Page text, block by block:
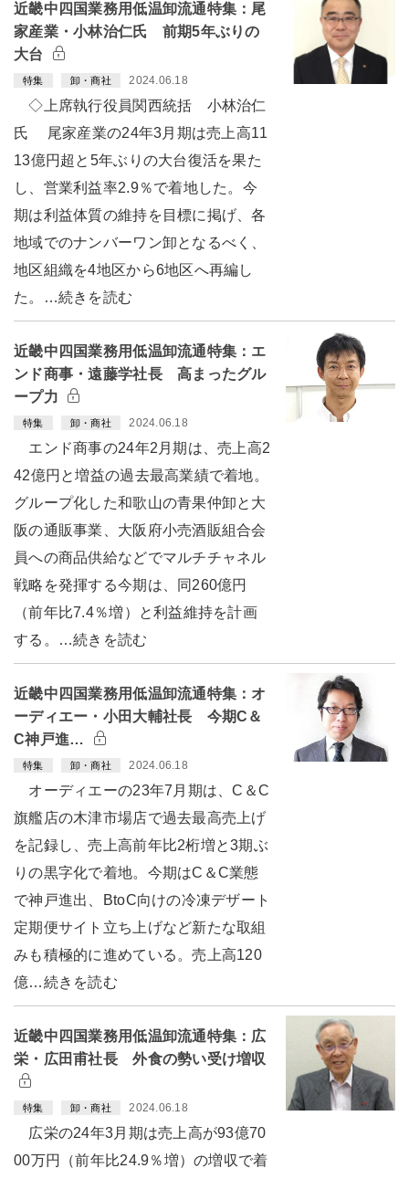
近畿中四国業務用低温卸流通特集：尾
家産業・小林治仁氏 前期5年ぶりの
大台
特集 卸・商社 2024.06.18
◇上席執行役員関西統括 小林治仁
氏 尾家産業の24年3月期は売上高11
13億円超と5年ぶりの大台復活を果た
し、営業利益率2.9％で着地した。今
期は利益体質の維持を目標に掲げ、各
地域でのナンバーワン卸となるべく、
地区組織を4地区から6地区へ再編し
た。…続きを読む
近畿中四国業務用低温卸流通特集：エ
ンド商事・遠藤学社長 高まったグル
ープ力
特集 卸・商社 2024.06.18
エンド商事の24年2月期は、売上高2
42億円と増益の過去最高業績で着地。
グループ化した和歌山の青果仲卸と大
阪の通販事業、大阪府小売酒販組合会
員への商品供給などでマルチチャネル
戦略を発揮する今期は、同260億円
（前年比7.4％増）と利益維持を計画
する。…続きを読む
近畿中四国業務用低温卸流通特集：オ
ーディエー・小田大輔社長 今期C＆
C神戸進…
特集 卸・商社 2024.06.18
オーディエーの23年7月期は、C＆C
旗艦店の木津市場店で過去最高売上げ
を記録し、売上高前年比2桁増と3期ぶ
りの黒字化で着地。今期はC＆C業態
で神戸進出、BtoC向けの冷凍デザート
定期便サイト立ち上げなど新たな取組
みも積極的に進めている。売上高120
億…続きを読む
近畿中四国業務用低温卸流通特集：広
栄・広田甫社長 外食の勢い受け増収
特集 卸・商社 2024.06.18
広栄の24年3月期は売上高が93億70
00万円（前年比24.9％増）の増収で着